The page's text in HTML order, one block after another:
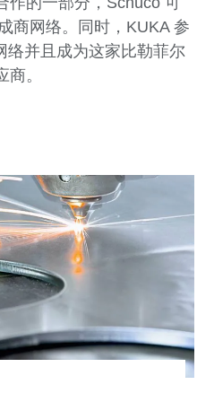
商网络。同时，KUKA 参
络并且成为这家比勒菲尔
。